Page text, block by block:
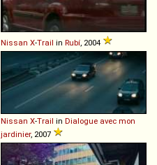
Nissan X-Trail in Rubí , 2004
Nissan X-Trail in Dialogue avec mon
jardinier, 2007